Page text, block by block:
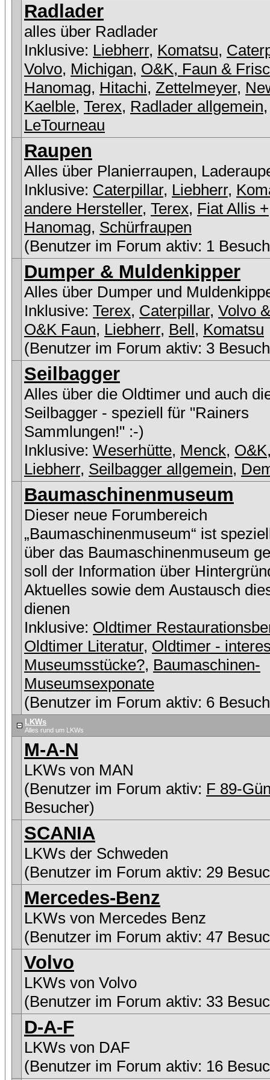
Radlader
alles über Radlader
Inklusive: Liebherr, Komatsu,
Volvo, Michigan, O&K, Faun &
Hanomag, Hitachi, Zettelmeyer,
Kaelble, Terex, Radlader allgemein,
LeTourneau
Raupen
Alles über Planierraupen,
Inklusive: Caterpillar, Liebherr,
andere Hersteller, Terex, Fiat Allis +
Hanomag, Schürfraupen
(Benutzer im Forum aktiv: 1
Dumper & Muldenkipper
Alles über Dumper und
Inklusive: Terex, Caterpillar, Volvo
O&K Faun, Liebherr, Bell, Komatsu
(Benutzer im Forum aktiv: 3
Seilbagger
Alles über die Oldtimer und auch
Seilbagger - speziell für "Rainers
Sammlungen!" :-)
Inklusive: Weserhütte, Menck, O&K
Liebherr, Seilbagger allgemein,
Baumaschinenmuseum
Dieser neue Forumbereich
„Baumaschinenmuseum“ ist
über das Baumaschinenmuseum
soll der Information über
Aktuelles sowie dem Austausch
dienen
Inklusive: Oldtimer
Oldtimer Literatur, Oldtimer -
Museumsstücke?, Baumaschinen-
Museumsexponate
(Benutzer im Forum aktiv: 6
LKWs
Alles rund um LKWs
M-A-N
LKWs von MAN
(Benutzer im Forum aktiv: F 89-
Besucher)
SCANIA
LKWs der Schweden
(Benutzer im Forum aktiv: 29
Mercedes-Benz
LKWs von Mercedes Benz
(Benutzer im Forum aktiv: 47
Volvo
LKWs von Volvo
(Benutzer im Forum aktiv: 33
D-A-F
LKWs von DAF
(Benutzer im Forum aktiv: 16